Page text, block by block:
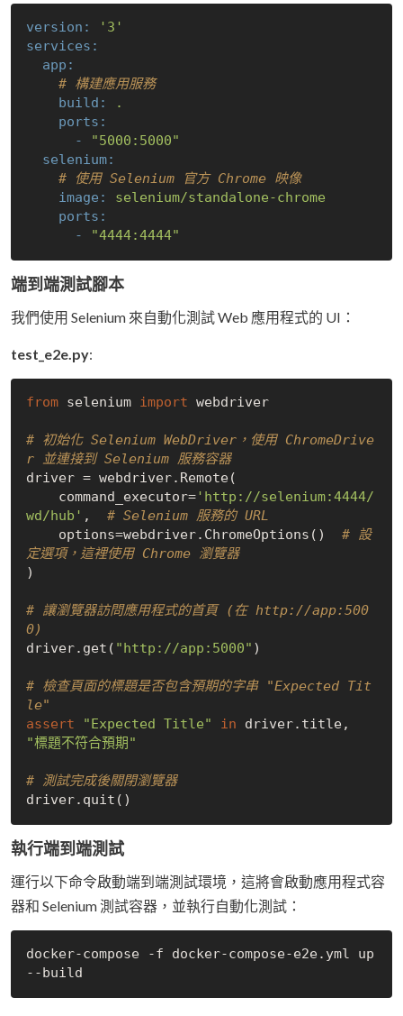
version:
'3'
services:
app:
# 構建應用服務
build:
.
ports:
-
"5000:5000"
selenium:
# 使用 Selenium 官方 Chrome 映像
image:
selenium/standalone-chrome
ports:
-
"4444:4444"
端到端測試腳本
我們使用 Selenium 來自動化測試 Web 應用程式的 UI：
test_e2e.py:
from selenium import webdriver
# 初始化 Selenium WebDriver，使用 ChromeDrive
r 並連接到 Selenium 服務容器
driver = webdriver.Remote(
    command_executor=
'http://selenium:4444/
wd/hub' , # Selenium 服務的 URL
    options=webdriver.ChromeOptions()
# 設
定選項，這裡使用 Chrome 瀏覽器
)
# 讓瀏覽器訪問應用程式的首頁 (在 http://app:500
0)
driver.get( "http://app:5000" )
# 檢查頁面的標題是否包含預期的字串 "Expected Tit
le"
assert
"Expected Title" in
"標題不符合預期"
# 測試完成後關閉瀏覽器
執行端到端測試
運行以下命令啟動端到端測試環境，這將會啟動應用程式容
器和 Selenium 測試容器，並執行自動化測試：
docker-compose -f docker-compose-e2e.yml up